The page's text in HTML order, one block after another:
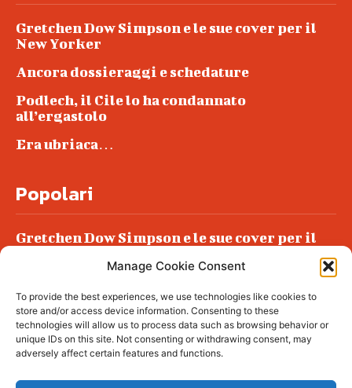
Manage Cookie Consent
To provide the best experiences, we use technologies like cookies to
store and/or access device information. Consenting to these
technologies will allow us to process data such as browsing behavior or
unique IDs on this site. Not consenting or withdrawing consent, may
adversely affect certain features and functions.
Gretchen Dow Simpson e le sue cover per il
New Yorker
Ancora dossieraggi e schedature
Podlech, il Cile lo ha condannato
all’ergastolo
Era ubriaca…
Popolari
Gretchen Dow Simpson e le sue cover per il
Podlech, il Cile lo ha condannato
all’ergastolo
Era ubriaca…